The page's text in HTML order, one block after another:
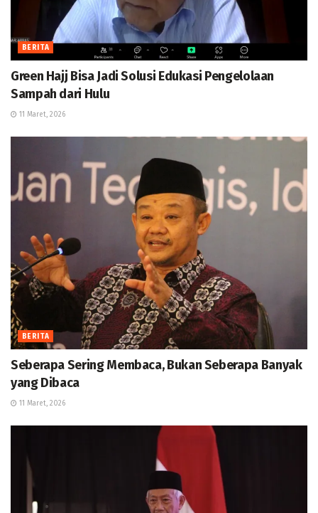
BERITA
Green Hajj Bisa Jadi Solusi Edukasi Pengelolaan
Sampah dari Hulu
11 Maret, 2026
BERITA
Seberapa Sering Membaca, Bukan Seberapa Banyak
yang Dibaca
11 Maret, 2026